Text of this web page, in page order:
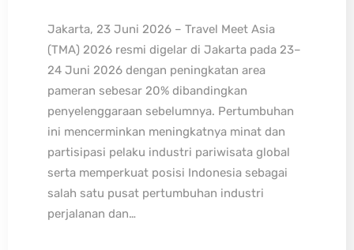
Jakarta, 23 Juni 2026 – Travel Meet Asia
(TMA) 2026 resmi digelar di Jakarta pada 23–
24 Juni 2026 dengan peningkatan area
pameran sebesar 20% dibandingkan
penyelenggaraan sebelumnya. Pertumbuhan
ini mencerminkan meningkatnya minat dan
partisipasi pelaku industri pariwisata global
serta memperkuat posisi Indonesia sebagai
salah satu pusat pertumbuhan industri
perjalanan dan…